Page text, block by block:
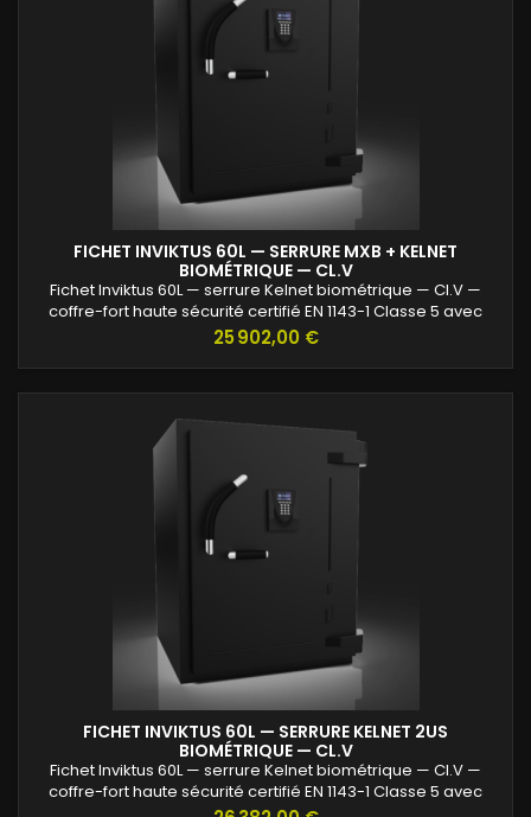
FICHET INVIKTUS 60L — SERRURE MXB + KELNET
BIOMÉTRIQUE — CL.V
Fichet Inviktus 60L — serrure Kelnet biométrique — Cl.V —
coffre-fort haute sécurité certifié EN 1143-1 Classe 5 avec
protection renforcée contre l’effraction et valeurs assurables
Prix
25 902,00 €
FICHET INVIKTUS 60L — SERRURE KELNET 2US
BIOMÉTRIQUE — CL.V
Fichet Inviktus 60L — serrure Kelnet biométrique — Cl.V —
coffre-fort haute sécurité certifié EN 1143-1 Classe 5 avec